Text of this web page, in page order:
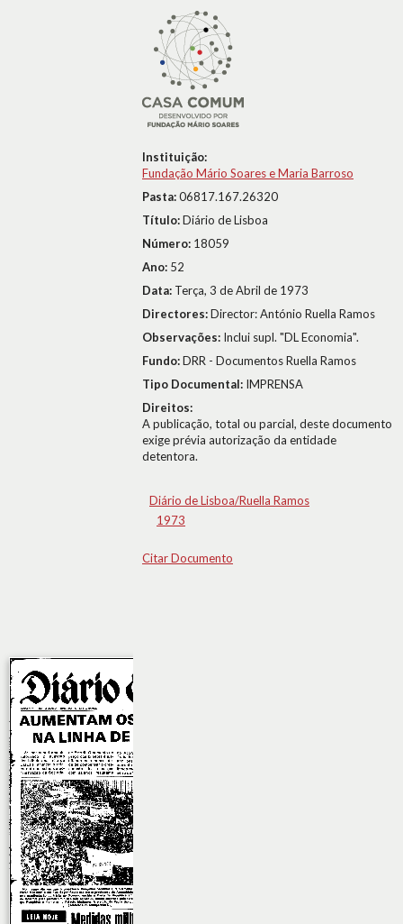
Instituição:
Fundação Mário Soares e Maria Barroso
Pasta:06817.167.26320
Título:Diário de Lisboa
Número: 18059
Ano: 52
Data: Terça, 3 de Abril de 1973
Directores:Director: António Ruella Ramos
Observações: Inclui supl. "DL Economia".
Fundo:DRR - Documentos Ruella Ramos
Tipo Documental: IMPRENSA
Direitos:
A publicação, total ou parcial, deste documento
exige prévia autorização da entidade
detentora.
Diário de Lisboa/Ruella Ramos
1973
Citar Documento